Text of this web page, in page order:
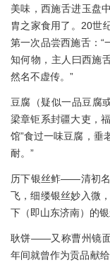
美味，西施舌进玉盘
胄之家食用了。20世
第一次品尝西施舌：“
知何物，主人曰西施
然名不虚传。”
豆腐（疑似一品豆腐
梁章钜系封疆大吏，
馆”食过一味豆腐，垂
耐。”
历下银丝鲊——清初名
飞，细缕银丝妙入微
下（即山东济南）的银
耿饼——又称曹州镜
年间就曾作为贡品献